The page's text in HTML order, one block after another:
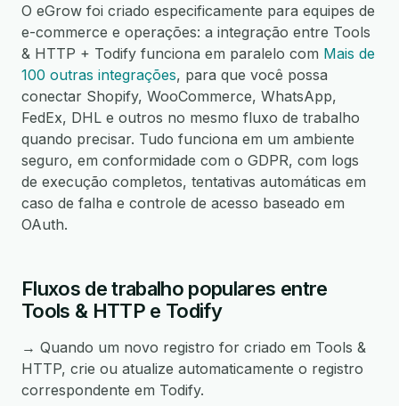
O eGrow foi criado especificamente para equipes de
e-commerce e operações: a integração entre Tools
& HTTP + Todify funciona em paralelo com Mais de
100 outras integrações, para que você possa
conectar Shopify, WooCommerce, WhatsApp,
FedEx, DHL e outros no mesmo fluxo de trabalho
quando precisar. Tudo funciona em um ambiente
seguro, em conformidade com o GDPR, com logs
de execução completos, tentativas automáticas em
caso de falha e controle de acesso baseado em
OAuth.
Fluxos de trabalho populares entre
Tools & HTTP e Todify
→ Quando um novo registro for criado em Tools &
HTTP, crie ou atualize automaticamente o registro
correspondente em Todify.